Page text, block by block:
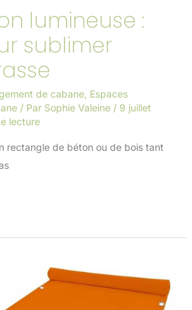
lumineuse :
sublimer
de cabane, Espaces
/ Par Sophie Valeine / 9 juillet
lecture
rectangle de béton ou de bois tant